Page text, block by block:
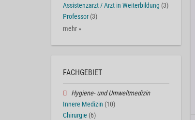
Assistenzarzt / Arzt in Weiterbildung (3)
Professor (3)
mehr »
FACHGEBIET
Hygiene- und Umweltmedizin
Innere Medizin (10)
Chirurgie (6)